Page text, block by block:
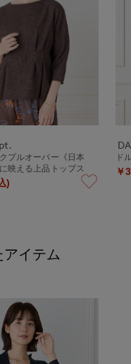
プルオーバー《日本
映える上品トップス
)
ド
￥
イテム